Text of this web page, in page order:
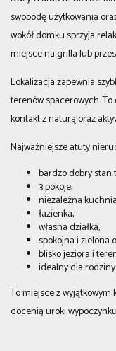
swobodę użytkowania
wokół domku sprzyja
miejsce na grilla lub
Lokalizacja zapewnia
terenów spacerowych.
kontakt z naturą oraz
Najważniejsze atuty
bardzo dobry stan
3 pokoje,
niezależna
łazienka,
własna działka,
spokojna i zielona
blisko jeziora i
idealny dla
To miejsce z
docenią uroki